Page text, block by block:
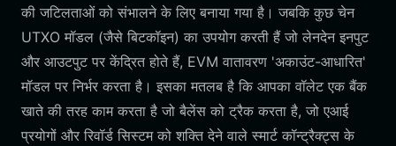
की जटिलताओं को संभालने के लिए बनाया गया है। जबकि कुछ चेन
UTXO मॉडल (जैसे बिटकॉइन) का उपयोग करती हैं जो लेनदेन इनपुट
और आउटपुट पर केंद्रित होते हैं, EVM वातावरण 'अकाउंट-आधारित'
मॉडल पर निर्भर करता है। इसका मतलब है कि आपका वॉलेट एक बैंक
खाते की तरह काम करता है जो बैलेंस को ट्रैक करता है, जो एआई
प्रयोगों और रिवॉर्ड सिस्टम को शक्ति देने वाले स्मार्ट कॉन्ट्रैक्ट्स के